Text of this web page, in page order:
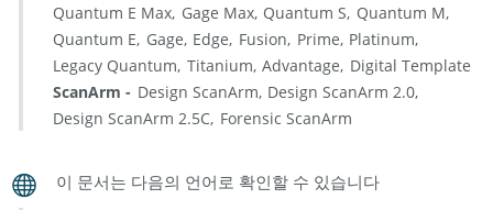
드
라
이
버
업
Quantum E Max Gage Max Quantum S Quantum M
Quantum E Gage Edge Fusion Prime Platinum
Legacy Quantum Titanium Advantage Digital Template
ScanArm
Design ScanArm Design ScanArm 2.0
Design ScanArm 2.5C Forensic ScanArm